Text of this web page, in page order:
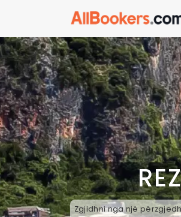
Zgjidhni nga një